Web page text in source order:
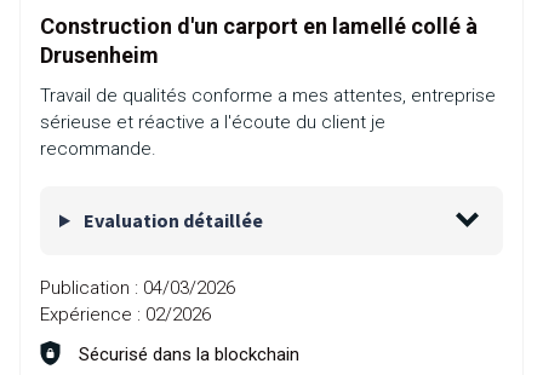
Construction d'un carport en lamellé collé à
Drusenheim
Travail de qualités conforme a mes attentes, entreprise
sérieuse et réactive a l'écoute du client je
recommande.
Evaluation détaillée
Publication : 04/03/2026
Expérience : 02/2026
Sécurisé dans la blockchain